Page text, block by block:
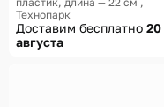
Охрана»
Технопарк
Доставим бесплатно 20
августа